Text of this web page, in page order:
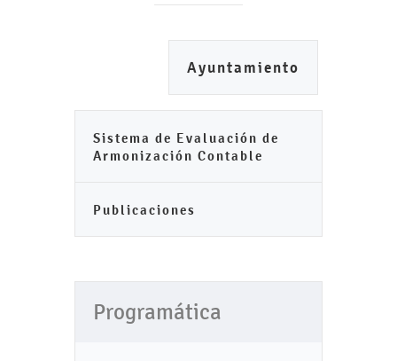
Ayuntamiento
Sistema de Evaluación de
Armonización Contable
Publicaciones
Programática